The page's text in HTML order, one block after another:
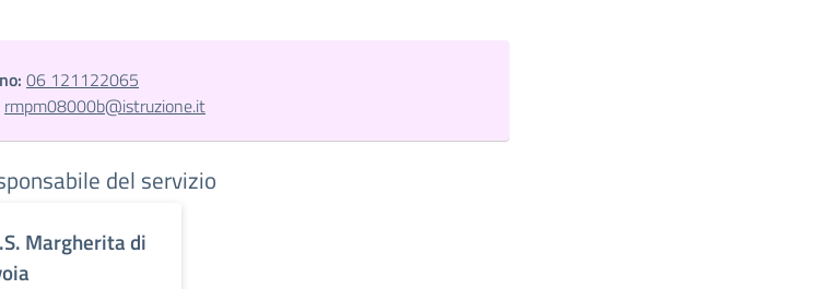
06 121122065
rmpm08000b@istruzione.it
del servizio
Margherita di